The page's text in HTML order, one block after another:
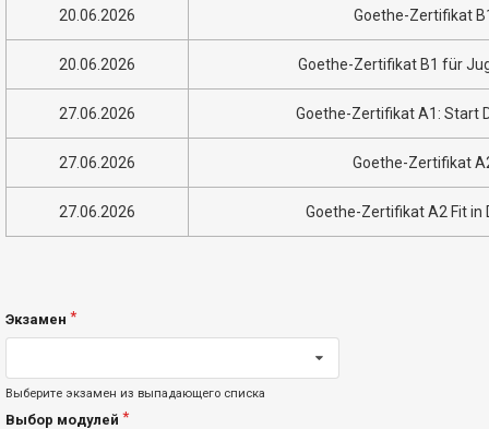
20.06.2026 Goethe-Zertifikat
20.06.2026 Goethe-Zertifikat B1 für
27.06.2026 Goethe-Zertifikat A1: Start
27.06.2026 Goethe-Zertifikat
27.06.2026 Goethe-Zertifikat A2 Fit in
Экзамен
Выберите экзамен из выпадающего списка
Выбор модулей